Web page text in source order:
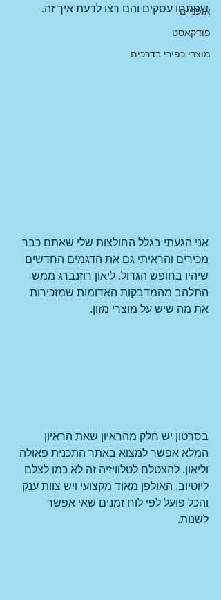
אופניים
פודקאסט
מוצרי כפירי בדרכים
שפתחו עסקים והם רצו לדעת איך זה.
אני הגעתי בגלל החולצות שלי שאתם כבר
מכירים והראיתי גם את הדגמים החדשים
שיהיו בחופש הגדול. ליאון רוזנברג ממש
התלהב מהמדבקות האדומות שמזכירות
את מה שיש על מוצרי מזון.
בסרטון יש חלק מהראיון שאת הראיון
המלא אפשר למצוא באתר התכנית פאולה
וליאון. להצטלם לטלוויזיה זה לא כמו לצלם
ליוטיוב. האולפן מאוד מקצועי ויש צוות ענק
והכל פועל לפי לוח זמנים שאי אפשר
לשנות.